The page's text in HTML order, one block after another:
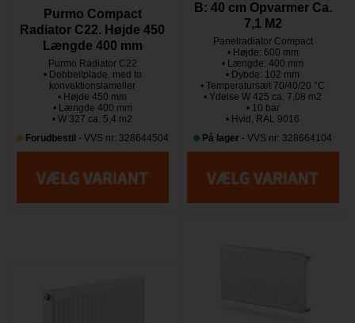
Purmo Compact
Radiator C22. Højde 450
Længde 400 mm
Purmo Radiator C22
• Dobbeltplade, med to
konvektionslameller
• Højde 450 mm
• Længde 400 mm
• W 327 ca. 5,4 m2
Forudbestil - VVS nr: 328644504
B: 40 cm Opvarmer Ca.
7,1 M2
Panelradiator Compact
• Højde: 600 mm
• Længde: 400 mm
• Dybde: 102 mm
• Temperatursæt 70/40/20 °C
• Ydelse W 425 ca. 7,08 m2
• 10 bar
• Hvid, RAL 9016
På lager - VVS nr: 328664104